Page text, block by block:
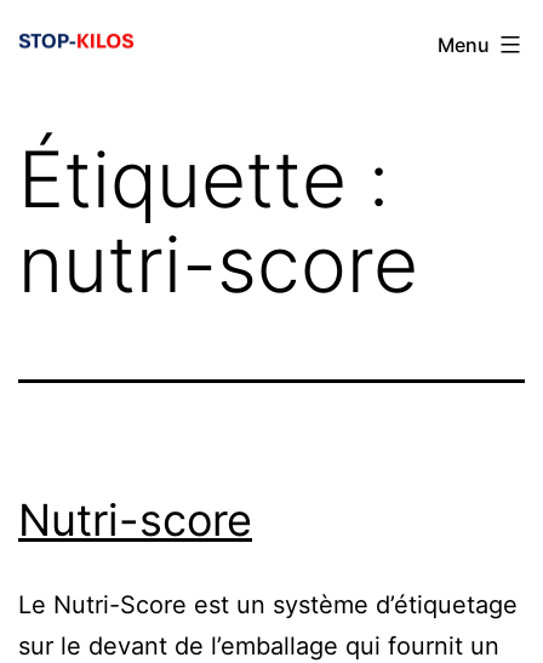
Menu
Étiquette :
nutri-score
Nutri-score
Le Nutri-Score est un système d’étiquetage
sur le devant de l’emballage qui fournit un